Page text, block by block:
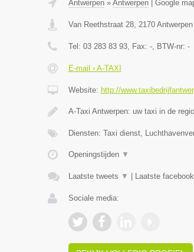
Antwerpen» Antwerpen| Google
Van Reethstraat 28, 2170 Antwerpen
Tel: 03 283 83 93, Fax: -, BTW-nr: -
E-mail › A-TAXI
Website: http://
A-Taxi Antwerpen: uw taxi in de
Diensten: Taxi dienst,
Openingstijden ▼
Laatste tweets ▼ Laatste
Sociale media: